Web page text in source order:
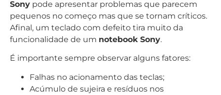
Sony pode apresentar problemas que parecem
pequenos no começo mas que se tornam críticos.
Afinal, um teclado com defeito tira muito da
funcionalidade de um notebook Sony.
É importante sempre observar alguns fatores:
Falhas no acionamento das teclas;
Acúmulo de sujeira e resíduos nos